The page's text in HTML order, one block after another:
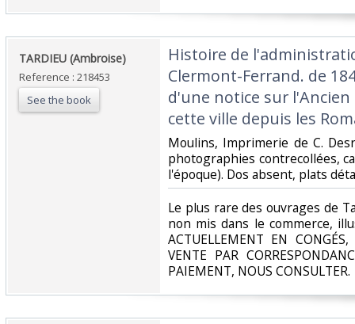
‎TARDIEU (Ambroise)‎
Reference : 218453
See the book
‎Histoire de
Clermont-Ferrand. de
d'une notice sur
cette ville depuis les
‎Moulins, Imprimerie de C.
photographies contrecollées,
l'époque). Dos absent, plats
‎Le plus rare des ouvrages de
non mis dans le commerce,
ACTUELLEMENT EN
VENTE PAR
PAIEMENT, NOUS CONSULTER.‎